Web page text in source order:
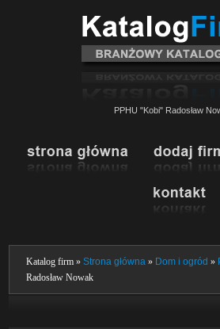
PPHU "Kobi" Radosław
Katalog firm »Strona główna » Dom i ogród »
Radosław Nowak